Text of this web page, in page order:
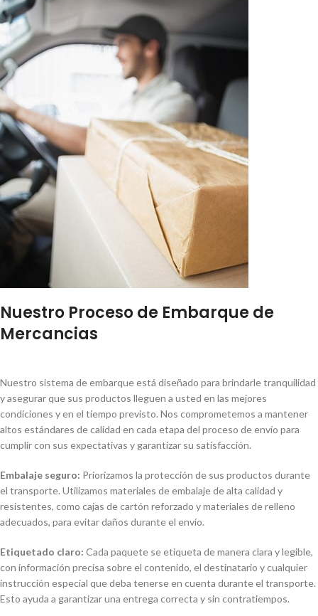
Nuestro Proceso de Embarque de
Mercancias
Nuestro sistema de embarque está diseñado para brindarle tranquilidad
y asegurar que sus productos lleguen a usted en las mejores
condiciones y en el tiempo previsto. Nos comprometemos a mantener
altos estándares de calidad en cada etapa del proceso de envío para
cumplir con sus expectativas y garantizar su satisfacción.
Embalaje seguro: Priorizamos la protección de sus productos durante
el transporte. Utilizamos materiales de embalaje de alta calidad y
resistentes, como cajas de cartón reforzado y materiales de relleno
adecuados, para evitar daños durante el envío.
Etiquetado claro: Cada paquete se etiqueta de manera clara y legible,
con información precisa sobre el contenido, el destinatario y cualquier
instrucción especial que deba tenerse en cuenta durante el transporte.
Esto ayuda a garantizar una entrega correcta y sin contratiempos.